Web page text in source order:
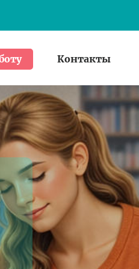
Контакты